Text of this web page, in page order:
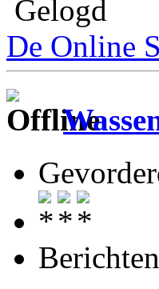
Gelogd
De Online